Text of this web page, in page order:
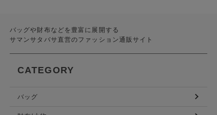
バッグや財布などを豊富に展開する
サマンサタバサ直営のファッション通販サイト
CATEGORY
バッグ